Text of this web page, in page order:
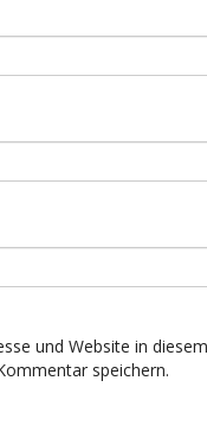
und Website in
speichern.